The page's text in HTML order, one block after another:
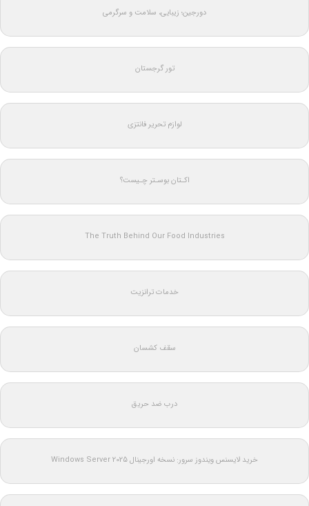
دورجین؛ زیبایی، سلامت و سرگرمی
تور گرجستان
لوازم تحریر فانتزی
اکـتان بوسـتر چـیست؟
The Truth Behind Our Food Industries
خدمات ترانزیت
سقف کشسان
درب ضد حریق
خرید لایسنس ویندوز سرور: نسخه اورجینال Windows Server 2025